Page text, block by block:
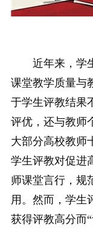
近年来，学生
课堂教学质量与
于学生评教结果
评优，还与教师
大部分高校教师
学生评教对促进
师课堂言行，规
用。然而，学生
获得评教高分而